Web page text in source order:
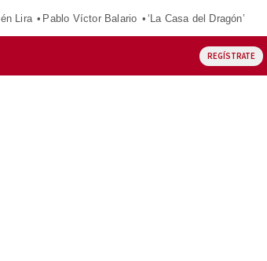
Lira Pablo Víctor Balario ‘La Casa del Dragón’
REGÍSTRATE